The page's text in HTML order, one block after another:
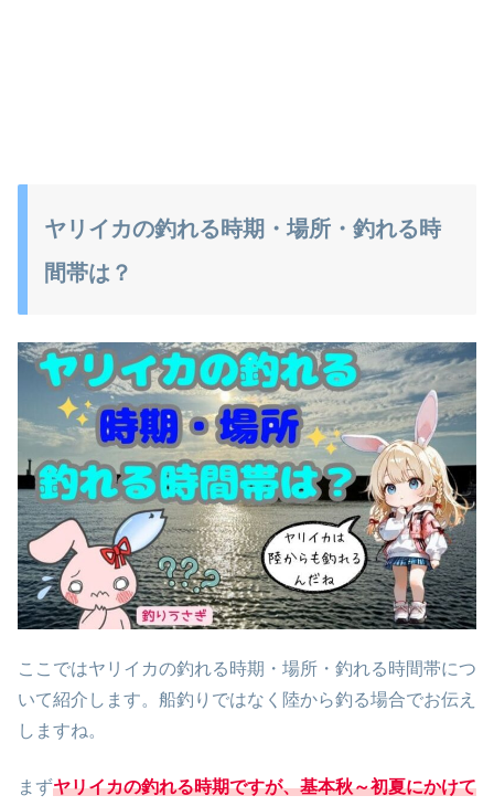
ヤリイカの釣れる時期・場所・釣れる時
間帯は？
ここではヤリイカの釣れる時期・場所・釣れる時間帯につ
いて紹介します。船釣りではなく陸から釣る場合でお伝え
しますね。
まずヤリイカの釣れる時期ですが、基本秋～初夏にかけて